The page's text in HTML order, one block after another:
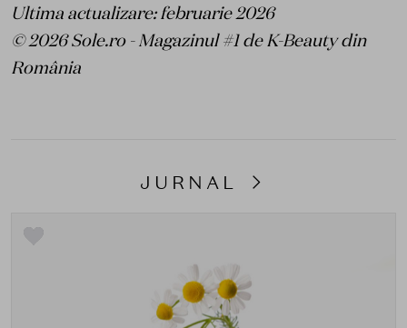
Ultima actualizare: februarie 2026
© 2026 Sole.ro - Magazinul #1 de K-Beauty din
România
JURNAL